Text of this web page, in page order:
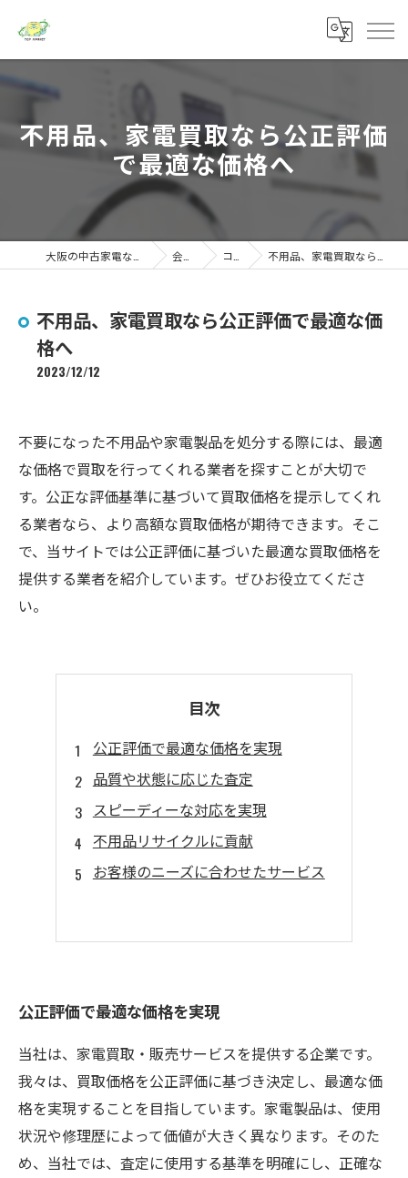
不用品、家電買取なら公正評価
で最適な価格へ
会社概要 コラム 不用品、家電買取なら公正評価で最適な価格へ
不用品、家電買取なら公正評価で最適な価
格へ
2023/12/12
不要になった不用品や家電製品を処分する際には、最適
な価格で買取を行ってくれる業者を探すことが大切で
す。公正な評価基準に基づいて買取価格を提示してくれ
る業者なら、より高額な買取価格が期待できます。そこ
で、当サイトでは公正評価に基づいた最適な買取価格を
提供する業者を紹介しています。ぜひお役立てくださ
い。
目次
公正評価で最適な価格を実現
品質や状態に応じた査定
スピーディーな対応を実現
不用品リサイクルに貢献
お客様のニーズに合わせたサービス
公正評価で最適な価格を実現
当社は、家電買取・販売サービスを提供する企業です。
我々は、買取価格を公正評価に基づき決定し、最適な価
格を実現することを目指しています。家電製品は、使用
状況や修理歴によって価値が大きく異なります。そのた
め、当社では、査定に使用する基準を明確にし、正確な